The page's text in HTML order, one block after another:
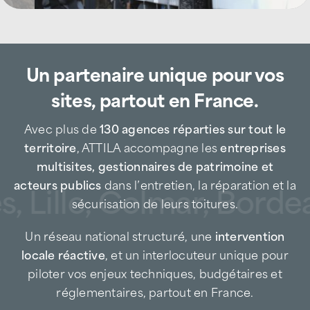
toiture
Basée au 286 rue de la Malitorne à Saint-
intervient auprès des entreprises
industrielles, plateformes logistiques,
acteurs du tertiaire, zones commerciales,
collectivités, gestionnaires de patrimoine et
particuliers.
Entreprise de couverture de proximité, nous
intervenons rapidement à Bourges et dans
son agglomération, en prévention comme en
urgence, afin de limiter les risques de fuite
d’eau, de dégradation des matériaux et de
sinistres coûteux.
Spécialiste de la maintenance toiture, ATTILA
Un partenaire unique pour vos
sites, partout en France.
Avec plus de 130 agences réparties sur tout le
territoire, ATTILA accompagne lesentreprises
multisites, gestionnaires de patrimoine et
acteurs publicsdans l’entretien, la réparation et la
sécurisation de leurs toitures.
Un réseau national structuré, uneintervention
locale réactive, et un interlocuteur unique pour
piloter vos enjeux techniques, budgétaires et
Lille, Colmar,